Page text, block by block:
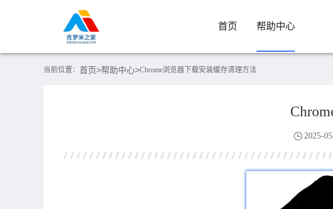
首页 帮助中心
当前位置： 首页>帮助中心>Chrome浏览器下载安装缓存清理方法
2025-